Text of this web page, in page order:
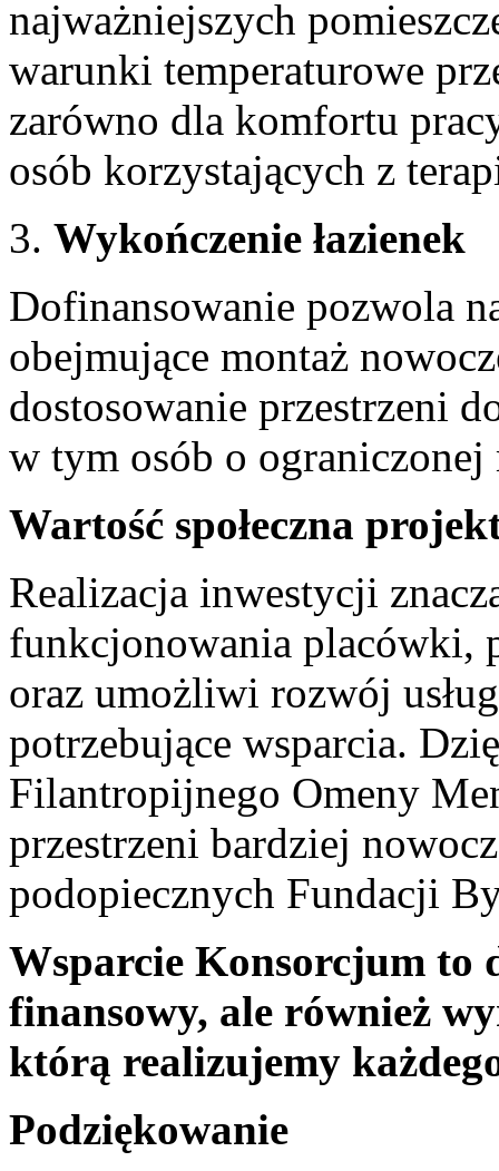
najważniejszych
warunki temperaturowe
zarówno dla komfortu
osób korzystających z
Wykończenie łazienek
Dofinansowanie pozwola
obejmujące montaż
dostosowanie przestrzeni
w tym osób o
Wartość społeczna
Realizacja inwestycji
funkcjonowania placówki,
oraz umożliwi rozwój
potrzebujące wsparcia.
Filantropijnego Omeny
przestrzeni bardziej
podopiecznych Fundacji
Wsparcie Konsorcjum to
finansowy, ale również
którą realizujemy
Podziękowanie